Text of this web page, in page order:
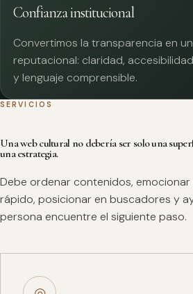
Confianza institucional
Convertimos la transparencia en
reputacional: claridad,
y lenguaje comprensible.
SERVICIOS
Una web cultural no debería ser solo una
una estrategia.
Debe ordenar contenidos,
rápido, posicionar en buscadores y
persona encuentre el siguiente paso.